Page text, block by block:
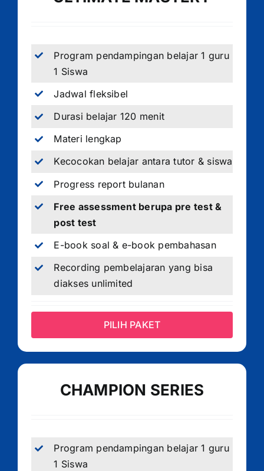
Program pendampingan belajar 1 guru
1 Siswa
Jadwal fleksibel
Durasi belajar 120 menit
Materi lengkap
Kecocokan belajar antara tutor & siswa
Progress report bulanan
Free assessment berupa pre test &
post test
E-book soal & e-book pembahasan
Recording pembelajaran yang bisa
diakses unlimited
PILIH PAKET
CHAMPION SERIES
Program pendampingan belajar 1 guru
1 Siswa